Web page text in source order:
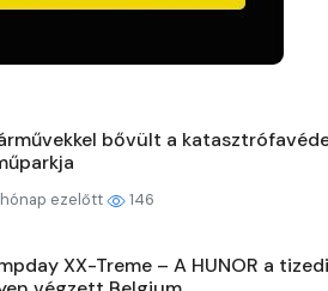
Szeifert Imre kiállítása
bővült a
hónap ezelőtt 146
XX-Treme – A HUNOR a